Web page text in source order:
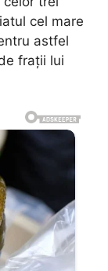
cel mare
astfel
frații lui